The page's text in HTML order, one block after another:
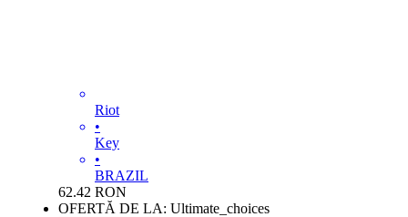
Riot
•
Key
•
BRAZIL
62.42 RON
OFERTĂ DE LA: Ultimate_choices